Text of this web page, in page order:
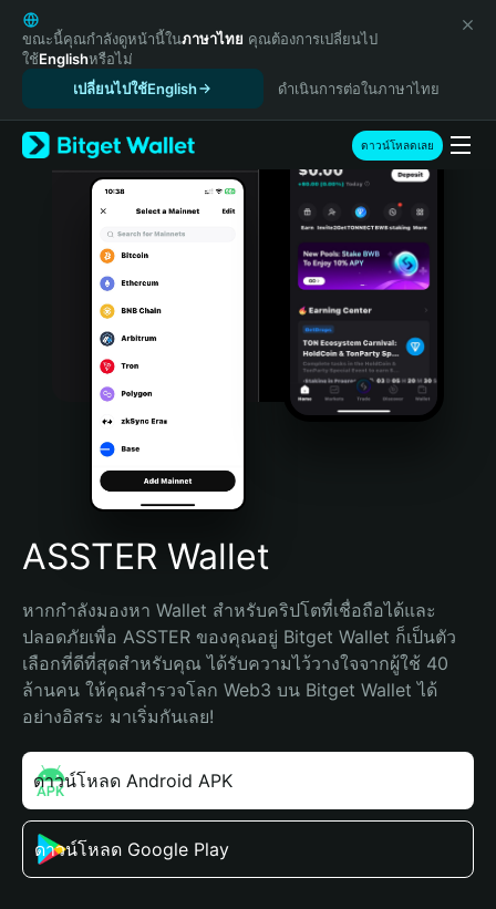
English
日本語
Tiếng Việt
Español (Latinoamérica)
Türkçe
Italiano
Português (Portugal)
Bahasa Indonesia
Português (Brasil)
Español (Argentina)
ขณะนี้คุณกำลังดูหน้านี้ในภาษาไทย คุณต้องการเปลี่ยนไป
ใช้Englishหรือไม่
เปลี่ยนไปใช้English
ดำเนินการต่อในภาษาไทย
ดาวน์โหลดเลย
ASSTER Wallet
หากกำลังมองหา Wallet สำหรับคริปโตที่เชื่อถือได้และ
ปลอดภัยเพื่อ ASSTER ของคุณอยู่ Bitget Wallet ก็เป็นตัว
เลือกที่ดีที่สุดสำหรับคุณ ได้รับความไว้วางใจจากผู้ใช้ 40
ล้านคน ให้คุณสำรวจโลก Web3 บน Bitget Wallet ได้
อย่างอิสระ มาเริ่มกันเลย!
ดาวน์โหลด Android APK
ดาวน์โหลด Google Play